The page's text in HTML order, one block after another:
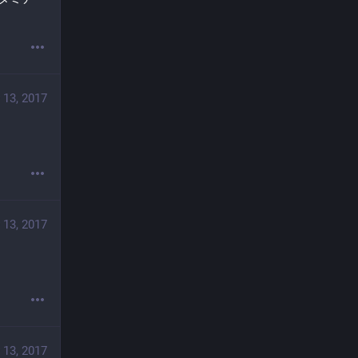
13, 2017
13, 2017
13, 2017